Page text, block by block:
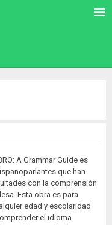
A Grammar Guide es
que han
con la comprensión
Esta obra es para
edad y escolaridad
el idioma